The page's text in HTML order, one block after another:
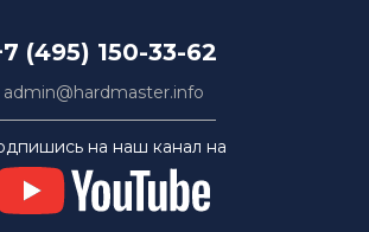
(495) 150-33-62
admin@hardmaster.info
на наш канал на